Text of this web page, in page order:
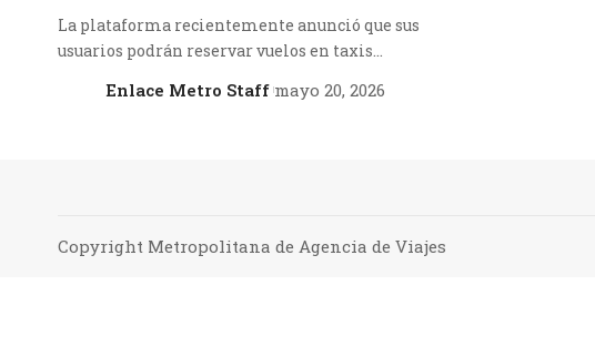
La plataforma recientemente anunció que sus
usuarios podrán reservar vuelos en taxis…
Enlace Metro Staff mayo 20, 2026
Copyright Metropolitana de Agencia de Viajes